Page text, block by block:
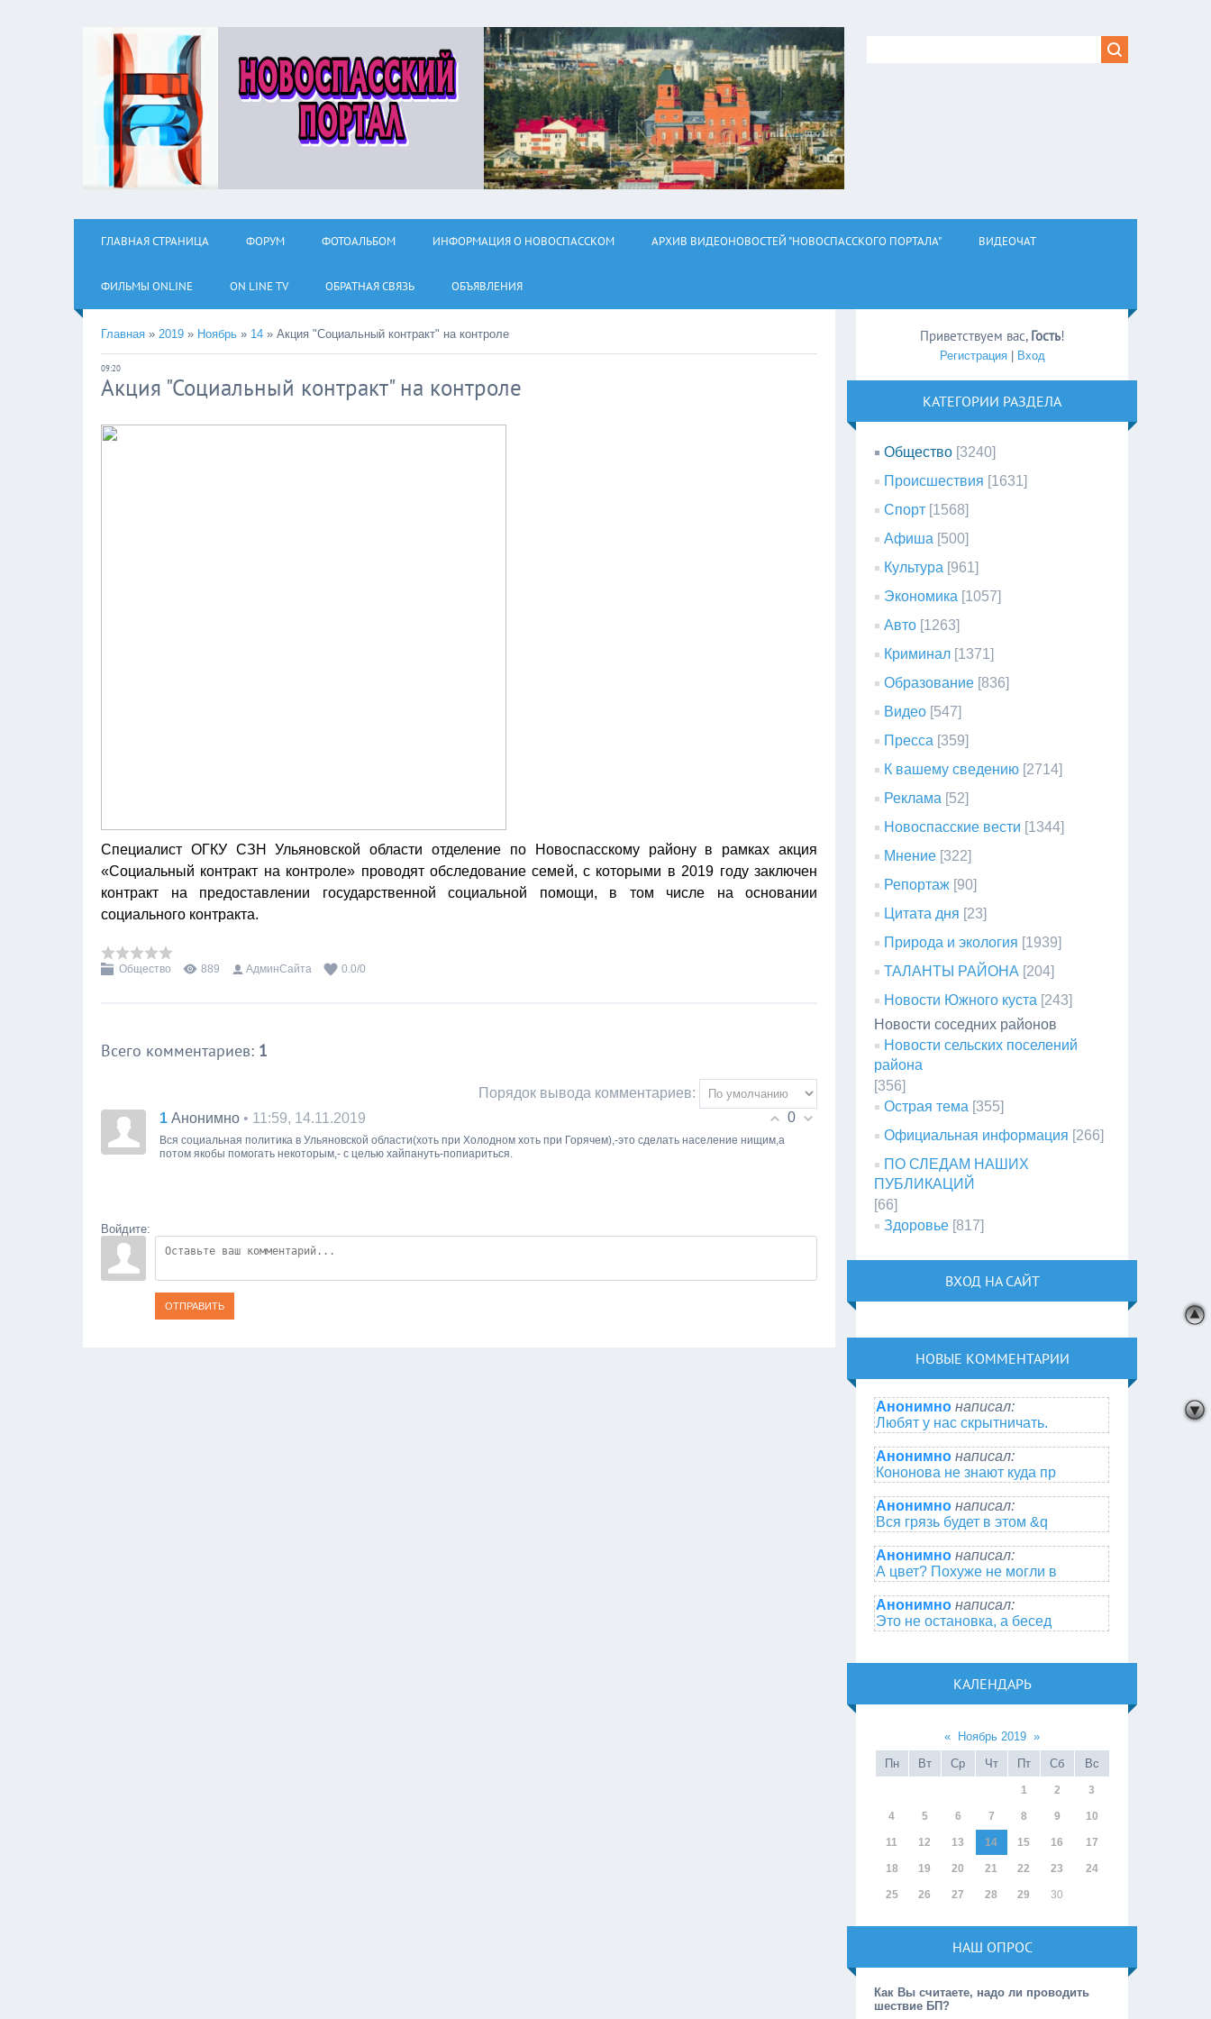
ГЛАВНАЯ СТРАНИЦА ФОРУМ ФОТОАЛЬБОМ ИНФОРМАЦИЯ О НОВОСПАССКОМ АРХИВ ВИДЕОНОВОСТЕЙ "НОВОСПАССКОГО ПОРТАЛА" ВИДЕОЧАТ
ФИЛЬМЫ ОNLINE ON LINE TV ОБРАТНАЯ СВЯЗЬ ОБЪЯВЛЕНИЯ
Главная » 2019 » Ноябрь » 14 » Акция "Социальный контракт" на контроле
09:20
Акция "Социальный контракт" на контроле
Специалист ОГКУ СЗН Ульяновской области отделение по Новоспасскому району в рамках акция
«Социальный контракт на контроле» проводят обследование семей, с которыми в 2019 году заключен
контракт на предоставлении государственной социальной помощи, в том числе на основании
социального контракта.
Общество 889 АдминСайта 0.0/0
Всего комментариев: 1
Порядок вывода комментариев:
0
1 Анонимно • 11:59, 14.11.2019
Вся социальная политика в Ульяновской области(хоть при Холодном хоть при Горячем),-это сделать население нищим,а
потом якобы помогать некоторым,- с целью хайпануть-попиариться.
Войдите:
ОТПРАВИТЬ
Приветствуем вас, Гость!
Регистрация| Вход
КАТЕГОРИИ РАЗДЕЛА
Общество [3240]
Происшествия [1631]
Спорт [1568]
Афиша [500]
Культура [961]
Экономика [1057]
Авто [1263]
Криминал [1371]
Образование [836]
Видео [547]
Пресса [359]
К вашему сведению [2714]
Реклама [52]
Новоспасские вести [1344]
Мнение [322]
Репортаж [90]
Цитата дня [23]
Природа и экология [1939]
ТАЛАНТЫ РАЙОНА [204]
Новости Южного куста [243]
Новости соседних районов
Новости сельских поселений
района
[356]
Острая тема [355]
Официальная информация [266]
ПО СЛЕДАМ НАШИХ
ПУБЛИКАЦИЙ
[66]
Здоровье [817]
ВХОД НА САЙТ
НОВЫЕ КОММЕНТАРИИ
Анонимно написал:
Любят у нас скрытничать.
Анонимно написал:
Кононова не знают куда пр
Анонимно написал:
Вся грязь будет в этом &q
Анонимно написал:
А цвет? Похуже не могли в
Анонимно написал:
Это не остановка, а бесед
КАЛЕНДАРЬ
« Ноябрь 2019 »
Пн
Вт Ср Чт Пт Сб Вс
1 2 3
4 5 6 7 8 9 10
11 12 13 14 15 16 17
18 19 20 21 22 23 24
25 26 27 28 29 30
НАШ ОПРОС
Как Вы считаете, надо ли проводить
шествие БП?